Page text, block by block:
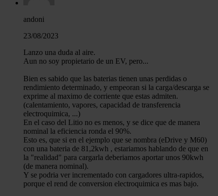
andoni
23/08/2023
Lanzo una duda al aire.
Aun no soy propietario de un EV, pero...
Bien es sabido que las baterias tienen unas perdidas o
rendimiento determinado, y empeoran si la carga/descarga se
exprime al maximo de corriente que estas admiten.
(calentamiento, vapores, capacidad de transferencia
electroquimica, ...)
En el caso del Litio no es menos, y se dice que de manera
nominal la eficiencia ronda el 90%.
Esto es, que si en el ejemplo que se nombra (eDrive y M60)
con una bateria de 81,2kwh , estariamos hablando de que en
la "realidad" para cargarla deberiamos aportar unos 90kwh
(de manera nominal).
Y se podria ver incrementado con cargadores ultra-rapidos,
porque el rend de conversion electroquimica es mas bajo.